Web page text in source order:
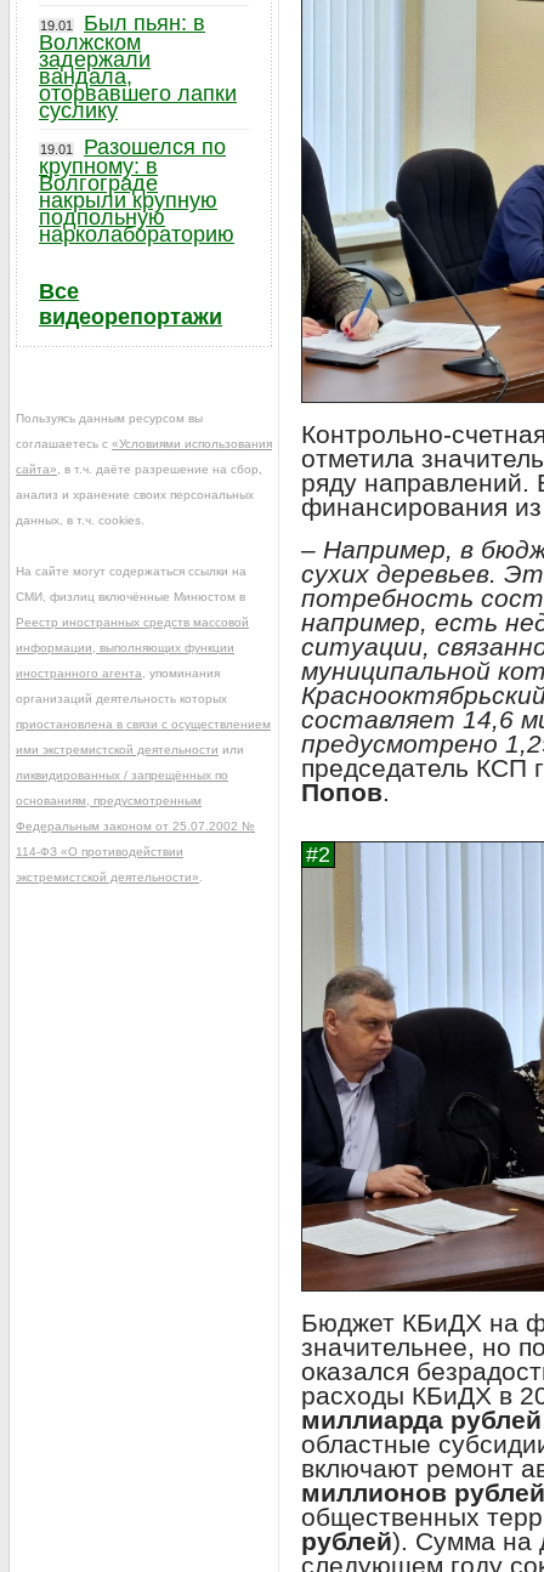
Контрольно-
отметила
ряду направлений.
финансирования
– Например, в
сухих деревьев.
потребность
например, есть
ситуации,
муниципальной
составляет 14,6
предусмотрено
председатель КСП
Попов.
Бюджет КБиДХ на
значительнее, но
оказался
расходы КБиДХ в
миллиарда рублей
областные
включают ремонт
миллионов рублей
общественных
рублей). Сумма на
следующем году
19.01
Был пьян: в
Волжском
задержали
вандала,
оторвавшего лапки
суслику
19.01
Разошелся по
крупному: в
Волгограде
накрыли крупную
подпольную
нарколабораторию
Все
видеорепортажи
Пользуясь данным ресурсом вы
соглашаетесь с «Условиями использования
сайта» , в т.ч. даёте разрешение на сбор,
анализ и хранение своих персональных
данных, в т.ч. cookies.
На сайте могут содержаться ссылки на
СМИ, физлиц включённые Минюстом в
Реестр иностранных средств массовой
информации, выполняющих функции
иностранного агента , упоминания
организаций деятельность которых
приостановлена в связи с осуществлением
ими экстремистской деятельности или
ликвидированных / запрещённых по
основаниям, предусмотренным
Федеральным законом от 25.07.2002 №
114-ФЗ «О противодействии
экстремистской деятельности»